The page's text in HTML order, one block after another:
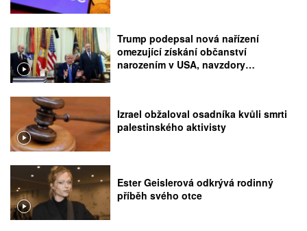
Trump podepsal nová nařízení
omezující získání občanství
narozením v USA, navzdory
Izrael obžaloval osadníka kvůli smrti
palestinského aktivisty
Ester Geislerová odkrývá rodinný
příběh svého otce